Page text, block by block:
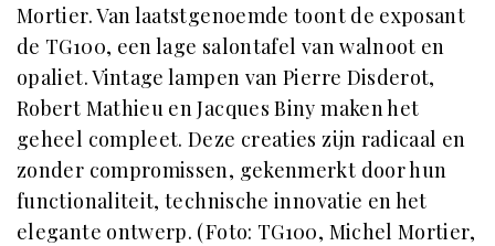
Mortier. Van laatstgenoemde toont de exposant
de TG100, een lage salontafel van walnoot en
opaliet. Vintage lampen van Pierre Disderot,
Robert Mathieu en Jacques Biny maken het
geheel compleet. Deze creaties zijn radicaal en
zonder compromissen, gekenmerkt door hun
functionaliteit, technische innovatie en het
elegante ontwerp. (Foto: TG100, Michel Mortier,